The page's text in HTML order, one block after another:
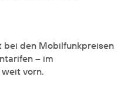
bei den Mobilfunkpreisen
– im
vorn.